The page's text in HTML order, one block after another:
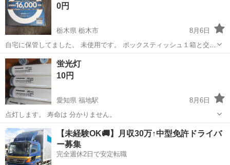
工場のお仕事 ◇コネクタ製造工...
0円
栃木県 栃木市
8月6日
自宅に保管してました。 未使用です。 ボックスティッシュ１箱と交換
希望です。
栃木 栃木市 生活家電
蛍光灯
10円
愛知県 福地駅
8月6日
点灯します。 寿命は 分かりません。
愛知 豊橋市 福地駅 家庭用品
【未経験OK🚚】月収30万↑中型免許ドライバ
ー募集
完全週休2日で安定転職